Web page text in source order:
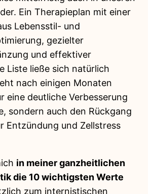
Ein Therapieplan mit einer
Lebensstil- und
gezielter
und effektiver
Liste ließe sich natürlich
nach einigen Monaten
eine deutliche Verbesserung
sondern auch den Rückgang
Entzündung und Zellstress
in meiner ganzheitlichen
die 10 wichtigsten Werte
zum internistischen